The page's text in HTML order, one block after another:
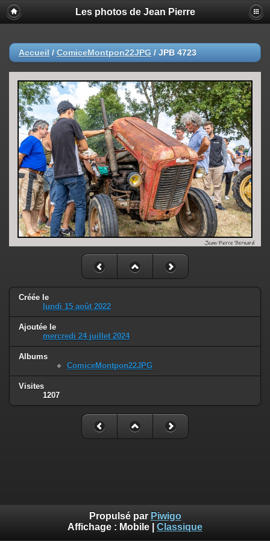
Les photos de Jean Pierre
Accueil / ComiceMontpon22JPG / JPB 4723
Créée le
lundi 15 août 2022
Ajoutée le
mercredi 24 juillet 2024
Albums
ComiceMontpon22JPG
Visites
1207
Propulsé par Piwigo
Affichage : Mobile Classique